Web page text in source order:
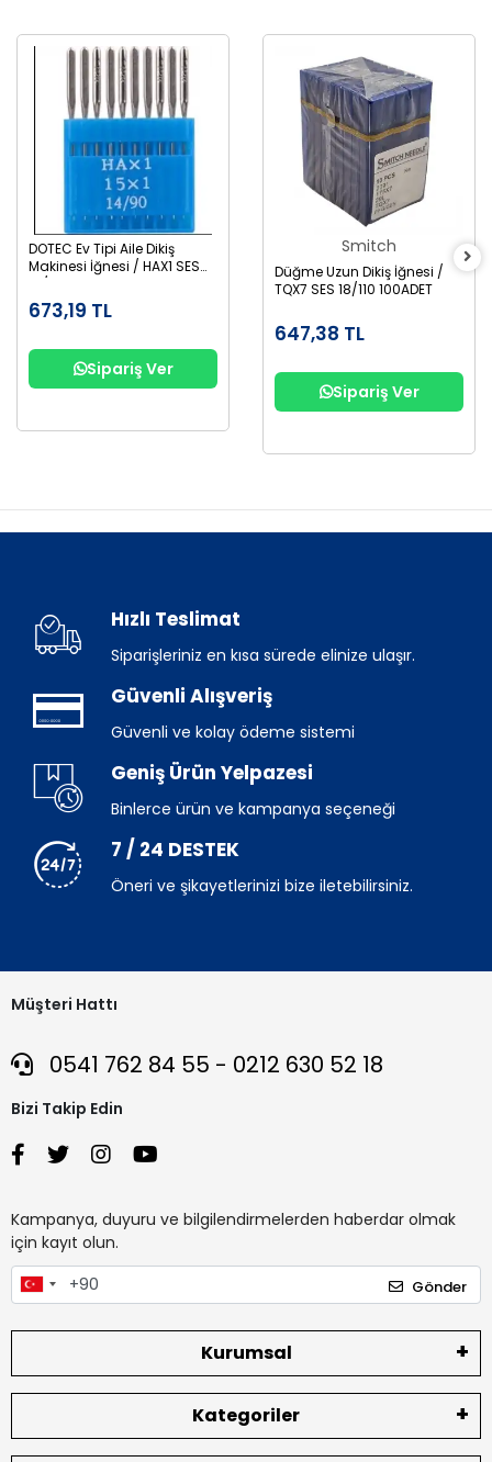
DOTEC Ev Tipi Aile Dikiş
Makinesi İğnesi / HAX1 SES
14/90 100ADET
673,19 TL
Sipariş Ver
Smitch
Düğme Uzun Dikiş İğnesi /
TQX7 SES 18/110 100ADET
647,38 TL
Sipariş Ver
Hızlı Teslimat
Siparişleriniz en kısa sürede elinize ulaşır.
Güvenli Alışveriş
Güvenli ve kolay ödeme sistemi
Geniş Ürün Yelpazesi
Binlerce ürün ve kampanya seçeneği
7 / 24 DESTEK
Öneri ve şikayetlerinizi bize iletebilirsiniz.
Müşteri Hattı
0541 762 84 55 - 0212 630 52 18
Bizi Takip Edin
Kampanya, duyuru ve bilgilendirmelerden haberdar olmak
için kayıt olun.
Gönder
Kurumsal
Kategoriler